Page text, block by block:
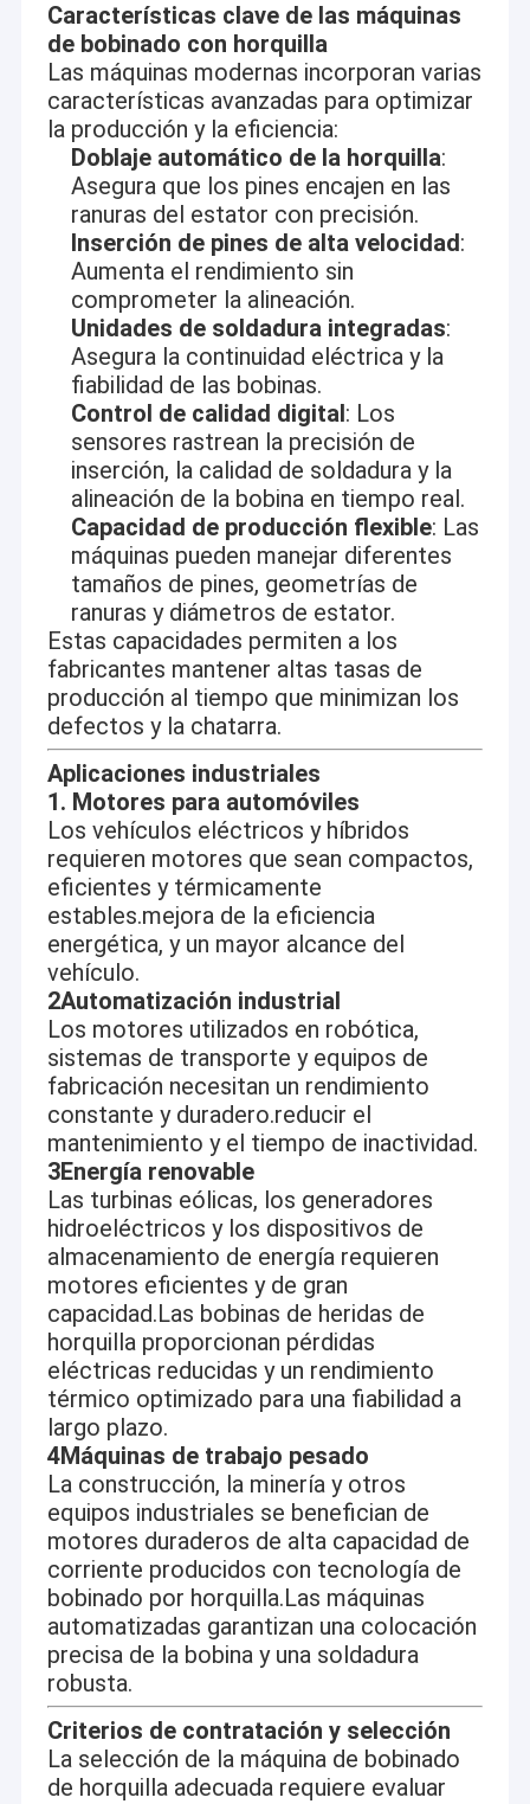
Inicio
Productos
Videos
Sobre nosotros
Visita a la fábrica
Control de Calidad
Contacto
noticias
Solicitar una cotización
Máquina de remolque de horquilla
Máquina para quitar el barniz
Máquina de prensado con estator
Máquina de ampliación del estator
Máquina de torsión de estator
Máquina de corte por estator
Máquina de soldadura por láser con estator
Máquina de inserción del estator
Máquina de ensayo de revestimiento de estator
Línea de producción automática de estator
Características clave de las máquinas
de bobinado con horquilla
Las máquinas modernas incorporan varias
características avanzadas para optimizar
la producción y la eficiencia:
Doblaje automático de la horquilla:
Asegura que los pines encajen en las
ranuras del estator con precisión.
Inserción de pines de alta velocidad:
Aumenta el rendimiento sin
comprometer la alineación.
Unidades de soldadura integradas:
Asegura la continuidad eléctrica y la
fiabilidad de las bobinas.
Control de calidad digital : Los
sensores rastrean la precisión de
inserción, la calidad de soldadura y la
alineación de la bobina en tiempo real.
Capacidad de producción flexible: Las
máquinas pueden manejar diferentes
tamaños de pines, geometrías de
ranuras y diámetros de estator.
Estas capacidades permiten a los
fabricantes mantener altas tasas de
producción al tiempo que minimizan los
defectos y la chatarra.
Aplicaciones industriales
1. Motores para automóviles
Los vehículos eléctricos y híbridos
requieren motores que sean compactos,
eficientes y térmicamente
estables.mejora de la eficiencia
energética, y un mayor alcance del
vehículo.
2Automatización industrial
Los motores utilizados en robótica,
sistemas de transporte y equipos de
fabricación necesitan un rendimiento
constante y duradero.reducir el
mantenimiento y el tiempo de inactividad.
3Energía renovable
Las turbinas eólicas, los generadores
hidroeléctricos y los dispositivos de
almacenamiento de energía requieren
motores eficientes y de gran
capacidad.Las bobinas de heridas de
horquilla proporcionan pérdidas
eléctricas reducidas y un rendimiento
térmico optimizado para una fiabilidad a
largo plazo.
4Máquinas de trabajo pesado
La construcción, la minería y otros
equipos industriales se benefician de
motores duraderos de alta capacidad de
corriente producidos con tecnología de
bobinado por horquilla.Las máquinas
automatizadas garantizan una colocación
precisa de la bobina y una soldadura
robusta.
Criterios de contratación y selección
La selección de la máquina de bobinado
de horquilla adecuada requiere evaluar
Suzhou Champyound Intelligent Technology Co., Ltd. es un
fabricante en la industria de los motores de alambre
plano,Estamos comprometidos a ofrecer soluciones de motor
eficientes y precisas adaptadas a las necesidades de nuestros
clientesNuestro negocio está estructurado en torno a dos
divisiones principales: una que suministra una gama de
máquinas de producción de motores de alambre plano
totalmente automatizados y líneas de ensamblaje en varias
industrias;y otro que ofrece un desarrollo tecnológico integral,
apoyo y soluciones llave en mano a los fabricantes del sector de
los motores de alambre plano.